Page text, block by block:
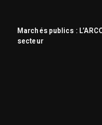
Marchés publics :
secteur